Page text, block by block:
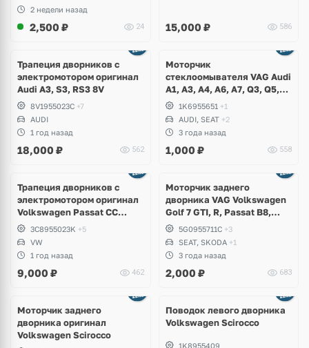
2 недели назад
2,500 ₽ 24 15,000 ₽ 586
Трапеция дворников с
электромотором оригинал
Audi A3, S3, RS3 8V
8V1955023C +7
AUDI
1 год назад
18,000 ₽ 562
Моторчик
стеклоомывателя VAG Audi
A1, A3, A4, A6, A7, Q3, Q5,
Q7, Q8, Volkswagen Golf,
Jetta, Passat, Caddy,
Tiguan, Skoda Octavia,
Fabia, Kodiaq, Superb, Yeti,
Seat Leon, Altea, Bentley
1K6955651 +1
AUDI, SEAT +2
3 года назад
1,000 ₽ 558
Трапеция дворников с
электромотором оригинал
Volkswagen Passat CC
рестайлинг
3C8955023K +5
VW
1 год назад
9,000 ₽ 462
Моторчик заднего
дворника VAG Volkswagen
Golf 7 GTI, R, Passat B8,
Tiguan, Teramont, Touareg
3, Skoda Octavia, Fabia,
Seat Ateca, Ibiza
5G0955711C +3
SEAT, SKODA +1
3 года назад
2,000 ₽ 683
Моторчик заднего
дворника оригинал
Volkswagen Scirocco
Поводок левого дворника
Volkswagen Scirocco
1K8955409